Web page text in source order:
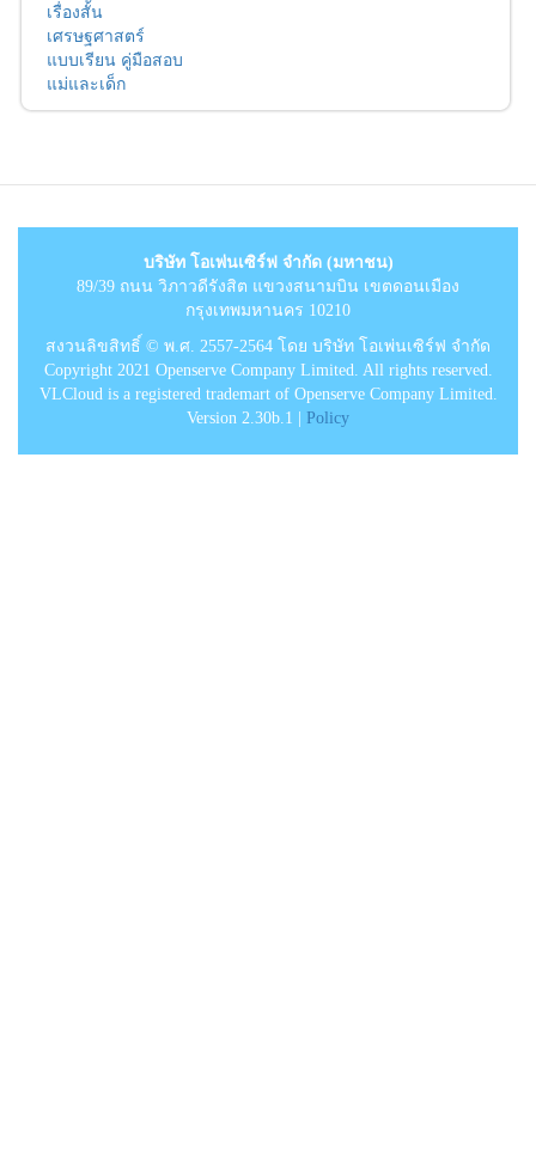
เรื่องสั้น
เศรษฐศาสตร์
แบบเรียน คู่มือสอบ
แม่และเด็ก
บริษัท โอเพ่นเซิร์ฟ จำกัด (มหาชน)
89/39 ถนน วิภาวดีรังสิต แขวงสนามบิน เขตดอนเมือง
กรุงเทพมหานคร 10210
สงวนลิขสิทธิ์ © พ.ศ. 2557-2564 โดย บริษัท โอเพ่นเซิร์ฟ จำกัด
Copyright 2021 Openserve Company Limited. All rights reserved.
VLCloud is a registered trademart of Openserve Company Limited.
Version 2.30b.1 |
Policy